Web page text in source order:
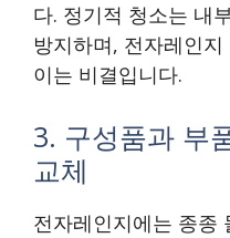
다. 정기적 청소는 내
방지하며, 전자레인
이는 비결입니다.
3. 구성품과 부
교체
전자레인지에는 종종